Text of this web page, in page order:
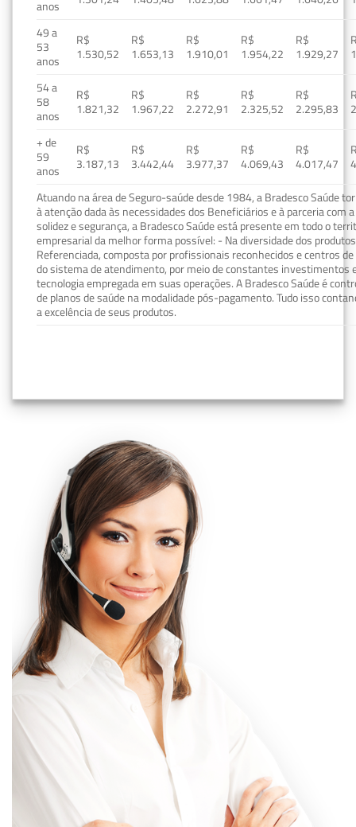
anos
49 a
53
anos
R$
1.530,52
R$
1.653,13
R$
1.910,01
R$
1.954,22
R$
1.929,27
54 a
58
anos
R$
1.821,32
R$
1.967,22
R$
2.272,91
R$
2.325,52
R$
2.295,83
+ de
59
anos
R$
3.187,13
R$
3.442,44
R$
3.977,37
R$
4.069,43
R$
4.017,47
Atuando na área de Seguro-saúde desde 1984, a Bradesco Saúde
à atenção dada às necessidades dos Beneficiários e à parceria com
solidez e segurança, a Bradesco Saúde está presente em todo o
empresarial da melhor forma possível: - Na diversidade dos
Referenciada, composta por profissionais reconhecidos e centros
do sistema de atendimento, por meio de constantes investimentos
tecnologia empregada em suas operações. A Bradesco Saúde é
de planos de saúde na modalidade pós-pagamento. Tudo isso
a excelência de seus produtos.